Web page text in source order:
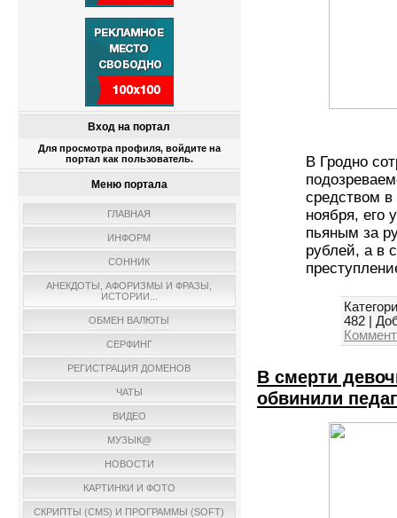
Вход на портал
Для просмотра профиля, войдите на
портал как пользователь.
Меню портала
ГЛАВНАЯ
ИНФОРМ
СОННИК
АНЕКДОТЫ, АФОРИЗМЫ И ФРАЗЫ,
ИСТОРИИ...
ОБМЕН ВАЛЮТЫ
СЕРФИНГ
РЕГИСТРАЦИЯ ДОМЕНОВ
ЧАТЫ
ВИДЕО
МУЗЫК@
НОВОСТИ
КАРТИНКИ И ФОТО
СКРИПТЫ (CMS) И ПРОГРАММЫ (SOFT)
В Гродно
средством в
ноября, его
пьяным за
рублей, а в
482
В смерти
обвинили